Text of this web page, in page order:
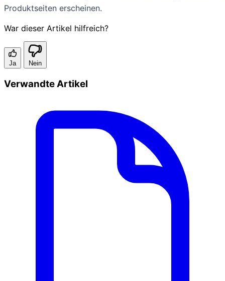
Produktseiten erscheinen.
War dieser Artikel hilfreich?
Ja Nein
Verwandte Artikel